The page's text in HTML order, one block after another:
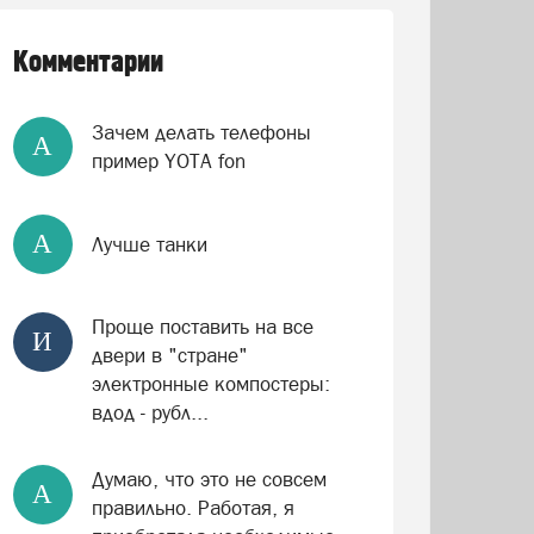
Комментарии
А
Зачем делать телефоны
пример YOTA fon
А Лучше танки
И
Проще поставить на все
двери в "стране"
электронные компостеры:
вдод - рубл...
А
Думаю, что это не совсем
правильно. Работая, я